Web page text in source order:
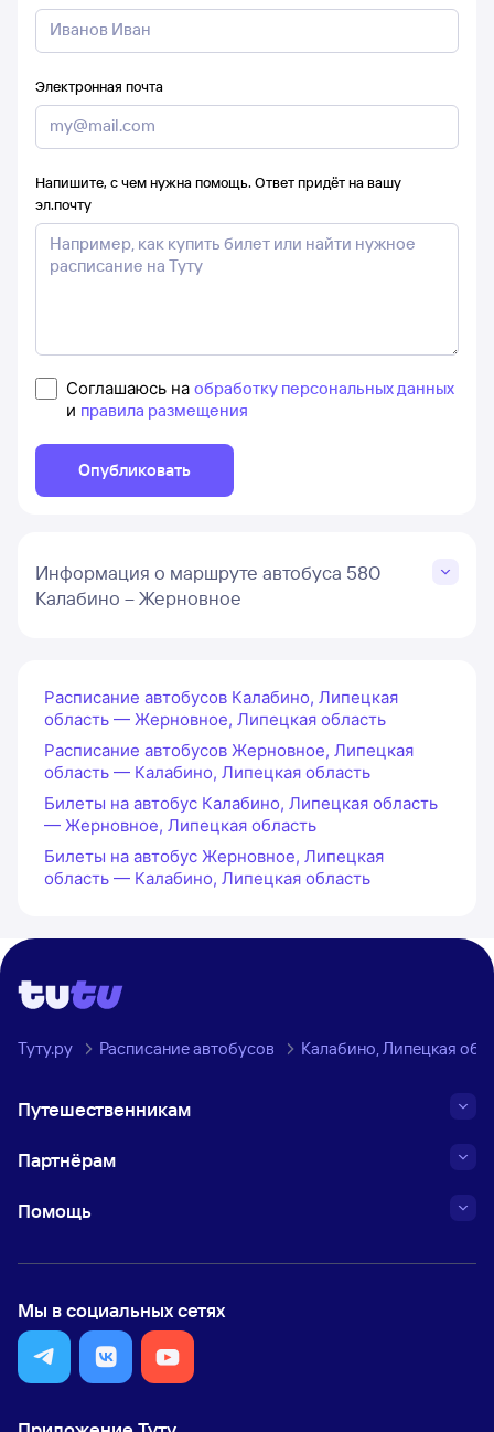
Электронная почта
Напишите, с чем нужна помощь. Ответ придёт на вашу
эл.почту
Соглашаюсь на обработку персональных данных
и правила размещения
Опубликовать
Информация о маршруте автобуса 580
Калабино – Жерновное
Расписание автобусов Калабино, Липецкая
область — Жерновное, Липецкая область
Расписание автобусов Жерновное, Липецкая
область — Калабино, Липецкая область
Билеты на автобус Калабино, Липецкая область
— Жерновное, Липецкая область
Билеты на автобус Жерновное, Липецкая
область — Калабино, Липецкая область
Туту.ру Расписание автобусов Калабино, Липецкая
Путешественникам
Партнёрам
Помощь
Мы в социальных сетях